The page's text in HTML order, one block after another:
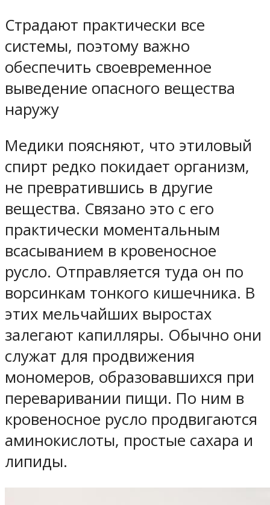
Страдают практически все
системы, поэтому важно
обеспечить своевременное
выведение опасного вещества
наружу
Медики поясняют, что этиловый
спирт редко покидает организм,
не превратившись в другие
вещества. Связано это с его
практически моментальным
всасыванием в кровеносное
русло. Отправляется туда он по
ворсинкам тонкого кишечника. В
этих мельчайших выростах
залегают капилляры. Обычно они
служат для продвижения
мономеров, образовавшихся при
переваривании пищи. По ним в
кровеносное русло продвигаются
аминокислоты, простые сахара и
липиды.